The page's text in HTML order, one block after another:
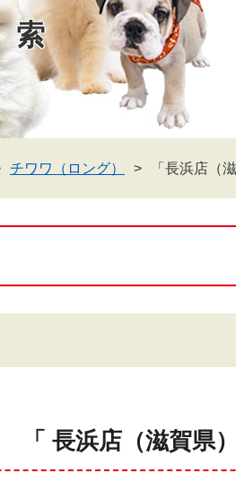
索
チワワ（ロング） 「長浜店（
「 長浜店（滋賀